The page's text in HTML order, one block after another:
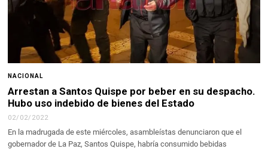
NACIONAL
Arrestan a Santos Quispe por beber en su despacho.
Hubo uso indebido de bienes del Estado
02/02/2022
En la madrugada de este miércoles, asambleístas denunciaron que el
gobernador de La Paz, Santos Quispe, habría consumido bebidas